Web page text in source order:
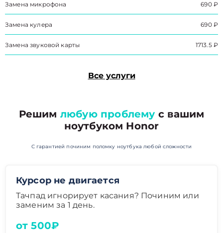
Замена микрофона 690 ₽
Замена кулера 690 ₽
Замена звуковой карты 1713.5 ₽
Все услуги
Решим любую проблему с вашим
ноутбуком Honor
С гарантией починим поломку ноутбука любой сложности
Курсор не двигается
Тачпад игнорирует касания? Починим или
заменим за 1 день.
от 500₽